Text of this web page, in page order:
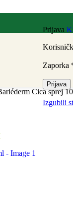
Prijava
Zaporka
Prijava
Izgubili
Cica sprej